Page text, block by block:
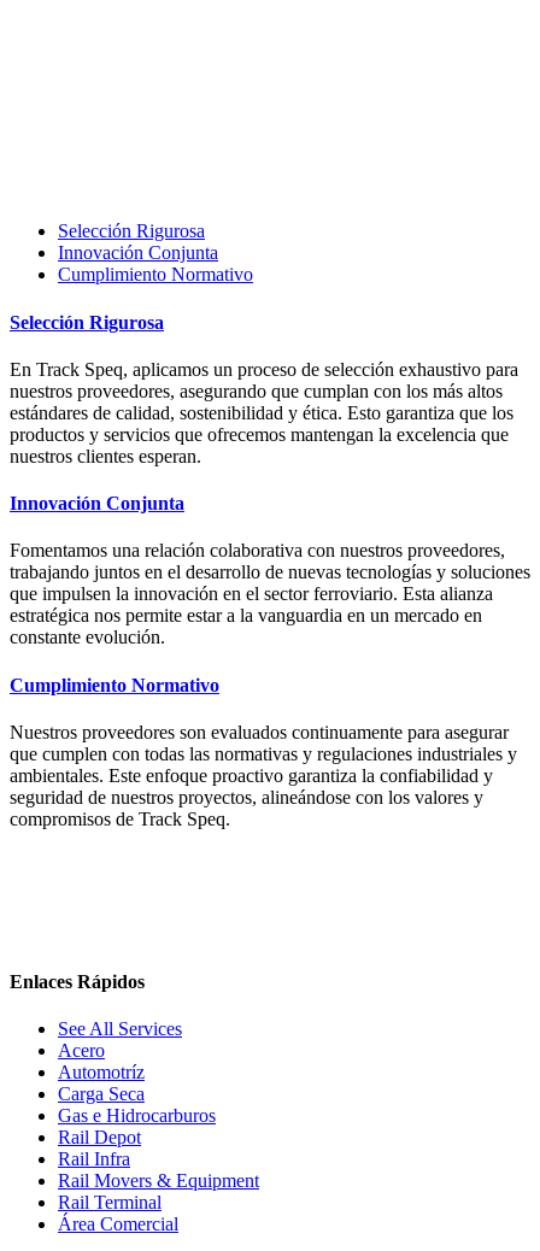
Selección Rigurosa
Innovación Conjunta
Cumplimiento Normativo
Selección Rigurosa
En Track Speq, aplicamos un proceso de selección exhaustivo para
nuestros proveedores, asegurando que cumplan con los más altos
estándares de calidad, sostenibilidad y ética. Esto garantiza que los
productos y servicios que ofrecemos mantengan la excelencia que
nuestros clientes esperan.
Innovación Conjunta
Fomentamos una relación colaborativa con nuestros proveedores,
trabajando juntos en el desarrollo de nuevas tecnologías y soluciones
que impulsen la innovación en el sector ferroviario. Esta alianza
estratégica nos permite estar a la vanguardia en un mercado en
constante evolución.
Cumplimiento Normativo
Nuestros proveedores son evaluados continuamente para asegurar
que cumplen con todas las normativas y regulaciones industriales y
ambientales. Este enfoque proactivo garantiza la confiabilidad y
seguridad de nuestros proyectos, alineándose con los valores y
compromisos de Track Speq.
Enlaces Rápidos
See All Services
Acero
Automotríz
Carga Seca
Gas e Hidrocarburos
Rail Depot
Rail Infra
Rail Movers & Equipment
Rail Terminal
Área Comercial